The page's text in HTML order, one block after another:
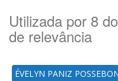
Utilizada por 8
de relevância
ÉVELYN PANIZ